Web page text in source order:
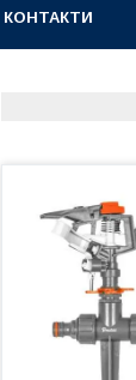
КОНТАКТИ